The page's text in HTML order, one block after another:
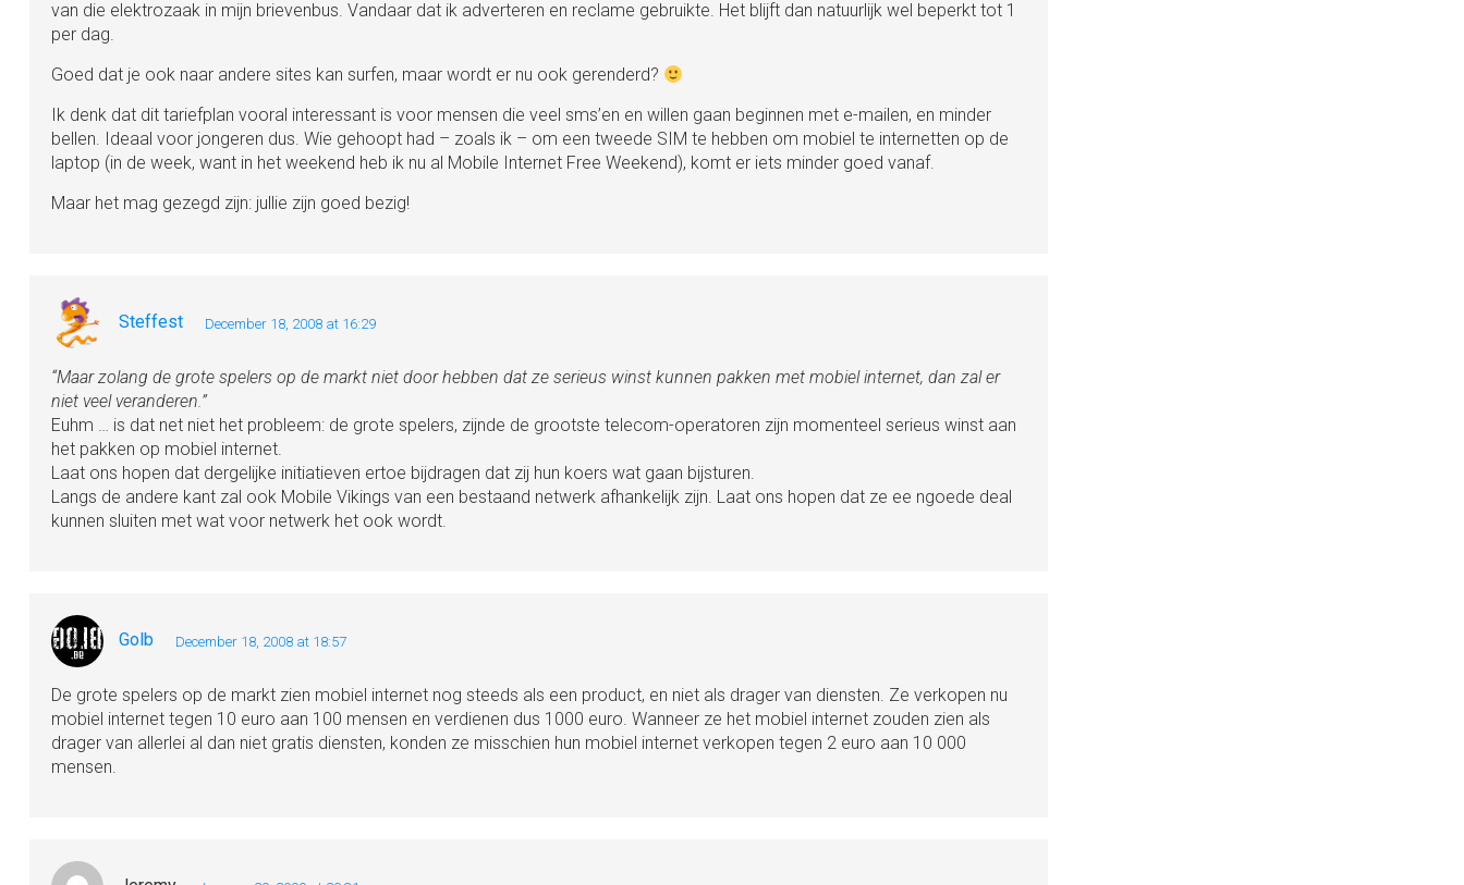
van die elektrozaak in mijn brievenbus. Vandaar dat ik adverteren en reclame gebruikte. Het blijft dan natuurlijk wel beperkt tot 1
per dag.
Goed dat je ook naar andere sites kan surfen, maar wordt er nu ook gerenderd?
Ik denk dat dit tariefplan vooral interessant is voor mensen die veel sms’en en willen gaan beginnen met e-mailen, en minder
bellen. Ideaal voor jongeren dus. Wie gehoopt had – zoals ik – om een tweede SIM te hebben om mobiel te internetten op de
laptop (in de week, want in het weekend heb ik nu al Mobile Internet Free Weekend), komt er iets minder goed vanaf.
Maar het mag gezegd zijn: jullie zijn goed bezig!
Steffest December 18, 2008 at 16:29
“Maar zolang de grote spelers op de markt niet door hebben dat ze serieus winst kunnen pakken met mobiel internet, dan zal er
niet veel veranderen.”
Euhm … is dat net niet het probleem: de grote spelers, zijnde de grootste telecom-operatoren zijn momenteel serieus winst aan
het pakken op mobiel internet.
Laat ons hopen dat dergelijke initiatieven ertoe bijdragen dat zij hun koers wat gaan bijsturen.
Langs de andere kant zal ook Mobile Vikings van een bestaand netwerk afhankelijk zijn. Laat ons hopen dat ze ee ngoede deal
kunnen sluiten met wat voor netwerk het ook wordt.
Golb December 18, 2008 at 18:57
De grote spelers op de markt zien mobiel internet nog steeds als een product, en niet als drager van diensten. Ze verkopen nu
mobiel internet tegen 10 euro aan 100 mensen en verdienen dus 1000 euro. Wanneer ze het mobiel internet zouden zien als
drager van allerlei al dan niet gratis diensten, konden ze misschien hun mobiel internet verkopen tegen 2 euro aan 10 000
mensen.